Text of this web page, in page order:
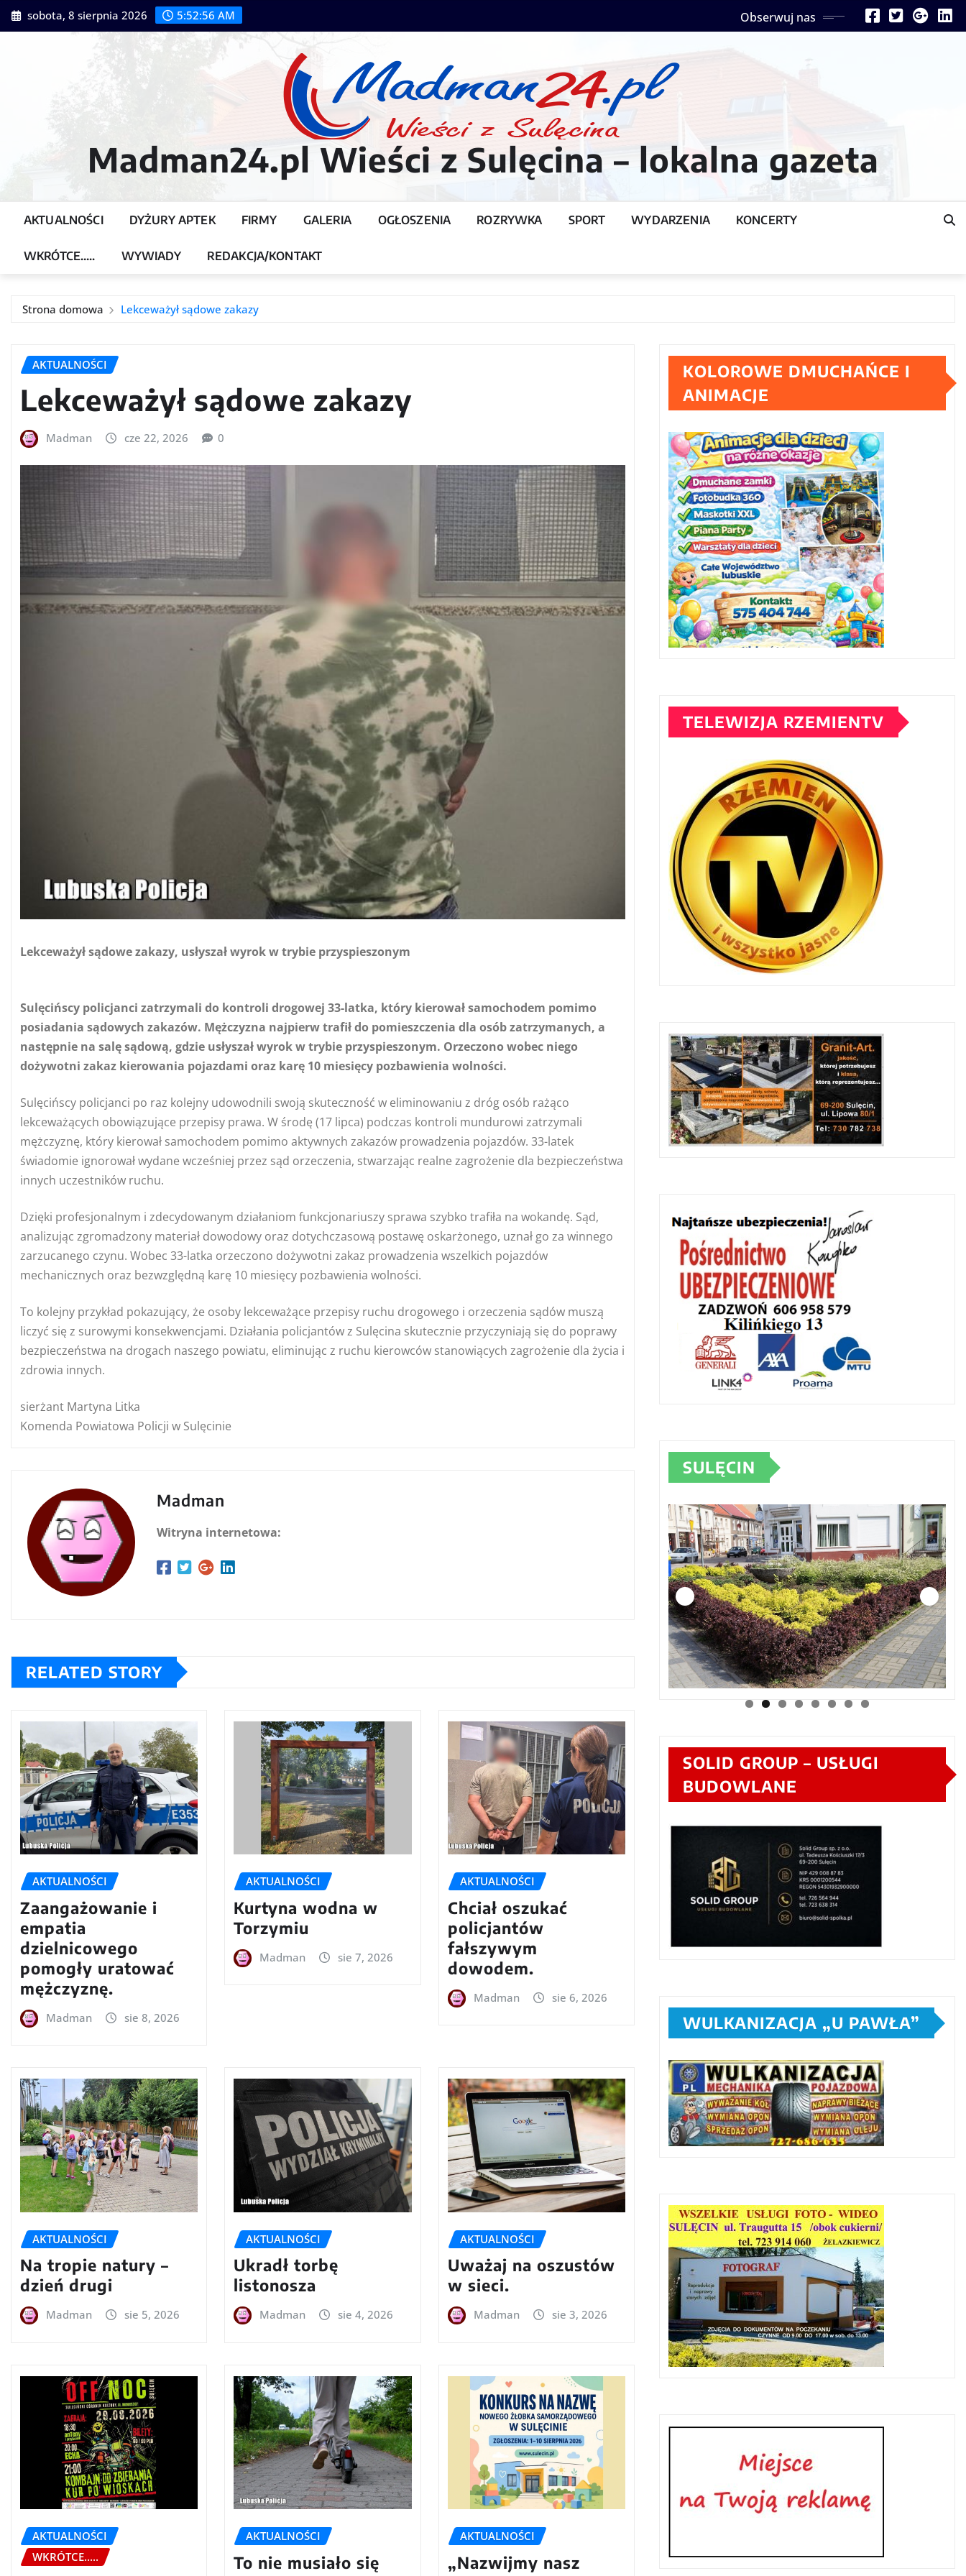
Przejdź
do
sobota, 8 sierpnia 2026 5:52:57 AM Obserwuj nas
Madman24.pl Wieści z Sulęcina – lokalna gazeta
AKTUALNOŚCI DYŻURY APTEK FIRMY GALERIA OGŁOSZENIA ROZRYWKA SPORT WYDARZENIA KONCERTY
WKRÓTCE….. WYWIADY REDAKCJA/KONTAKT
Strona domowa Lekceważył sądowe zakazy
AKTUALNOŚCI
Lekceważył sądowe zakazy
Madman cze 22, 2026 0
Lekceważył sądowe zakazy, usłyszał wyrok w trybie przyspieszonym
Sulęcińscy policjanci zatrzymali do kontroli drogowej 33-latka, który kierował samochodem pomimo
posiadania sądowych zakazów. Mężczyzna najpierw trafił do pomieszczenia dla osób zatrzymanych, a
następnie na salę sądową, gdzie usłyszał wyrok w trybie przyspieszonym. Orzeczono wobec niego
dożywotni zakaz kierowania pojazdami oraz karę 10 miesięcy pozbawienia wolności.
Sulęcińscy policjanci po raz kolejny udowodnili swoją skuteczność w eliminowaniu z dróg osób rażąco
lekceważących obowiązujące przepisy prawa. W środę (17 lipca) podczas kontroli mundurowi zatrzymali
mężczyznę, który kierował samochodem pomimo aktywnych zakazów prowadzenia pojazdów. 33-latek
świadomie ignorował wydane wcześniej przez sąd orzeczenia, stwarzając realne zagrożenie dla bezpieczeństwa
innych uczestników ruchu.
Dzięki profesjonalnym i zdecydowanym działaniom funkcjonariuszy sprawa szybko trafiła na wokandę. Sąd,
analizując zgromadzony materiał dowodowy oraz dotychczasową postawę oskarżonego, uznał go za winnego
zarzucanego czynu. Wobec 33-latka orzeczono dożywotni zakaz prowadzenia wszelkich pojazdów
mechanicznych oraz bezwzględną karę 10 miesięcy pozbawienia wolności.
To kolejny przykład pokazujący, że osoby lekceważące przepisy ruchu drogowego i orzeczenia sądów muszą
liczyć się z surowymi konsekwencjami. Działania policjantów z Sulęcina skutecznie przyczyniają się do poprawy
bezpieczeństwa na drogach naszego powiatu, eliminując z ruchu kierowców stanowiących zagrożenie dla życia i
zdrowia innych.
sierżant Martyna Litka
Komenda Powiatowa Policji w Sulęcinie
Madman
Witryna internetowa:
RELATED STORY
AKTUALNOŚCI
Zaangażowanie i
empatia
dzielnicowego
pomogły uratować
mężczyznę.
Madman sie 8, 2026
AKTUALNOŚCI
Kurtyna wodna w
Torzymiu
Madman sie 7, 2026
AKTUALNOŚCI
Chciał oszukać
policjantów
fałszywym
dowodem.
Madman sie 6, 2026
AKTUALNOŚCI
Na tropie natury –
dzień drugi
Madman sie 5, 2026
AKTUALNOŚCI
Ukradł torbę
listonosza
Madman sie 4, 2026
AKTUALNOŚCI
Uważaj na oszustów
w sieci.
Madman sie 3, 2026
AKTUALNOŚCI
WKRÓTCE.....
AKTUALNOŚCI
To nie musiało się
AKTUALNOŚCI
„Nazwijmy nasz
KOLOROWE DMUCHAŃCE I
ANIMACJE
TELEWIZJA RZEMIENTV
SULĘCIN
SOLID GROUP – USŁUGI
BUDOWLANE
WULKANIZACJA „U PAWŁA”